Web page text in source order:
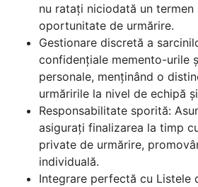
nu ratați niciodată un
oportunitate de urmărire.
Gestionare discretă a
confidențiale memento-urile
personale, menținând o
urmăririle la nivel de echipă
Responsabilitate sporită:
asigurați finalizarea la timp
private de urmărire,
individuală.
Integrare perfectă cu Listele